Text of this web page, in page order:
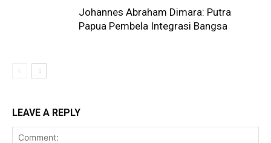
Johannes Abraham Dimara: Putra
Papua Pembela Integrasi Bangsa
LEAVE A REPLY